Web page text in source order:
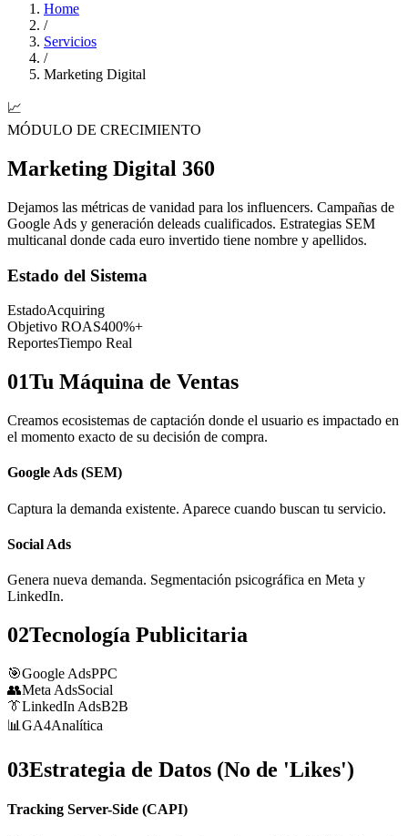
Home
/
Servicios
/
Marketing Digital
📈
MÓDULO DE CRECIMIENTO
Marketing Digital 360
Dejamos las métricas de vanidad para los influencers. Campañas de
Google Ads y generación deleads cualificados. Estrategias SEM
multicanal donde cada euro invertido tiene nombre y apellidos.
Estado del Sistema
EstadoAcquiring
Objetivo ROAS400%+
ReportesTiempo Real
01Tu Máquina de Ventas
Creamos ecosistemas de captación donde el usuario es impactado en
el momento exacto de su decisión de compra.
Google Ads (SEM)
Captura la demanda existente. Aparece cuando buscan tu servicio.
Social Ads
Genera nueva demanda. Segmentación psicográfica en Meta y
LinkedIn.
02Tecnología Publicitaria
🎯Google AdsPPC
👥Meta AdsSocial
👔LinkedIn AdsB2B
📊 GA4Analítica
03Estrategia de Datos (No de 'Likes')
Tracking Server-Side (CAPI)